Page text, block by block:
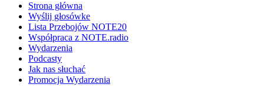
Strona główna
Wyślij głosówke
Lista Przebojów NOTE20
Współpraca z NOTE.radio
Wydarzenia
Podcasty
Jak nas słuchać
Promocja Wydarzenia